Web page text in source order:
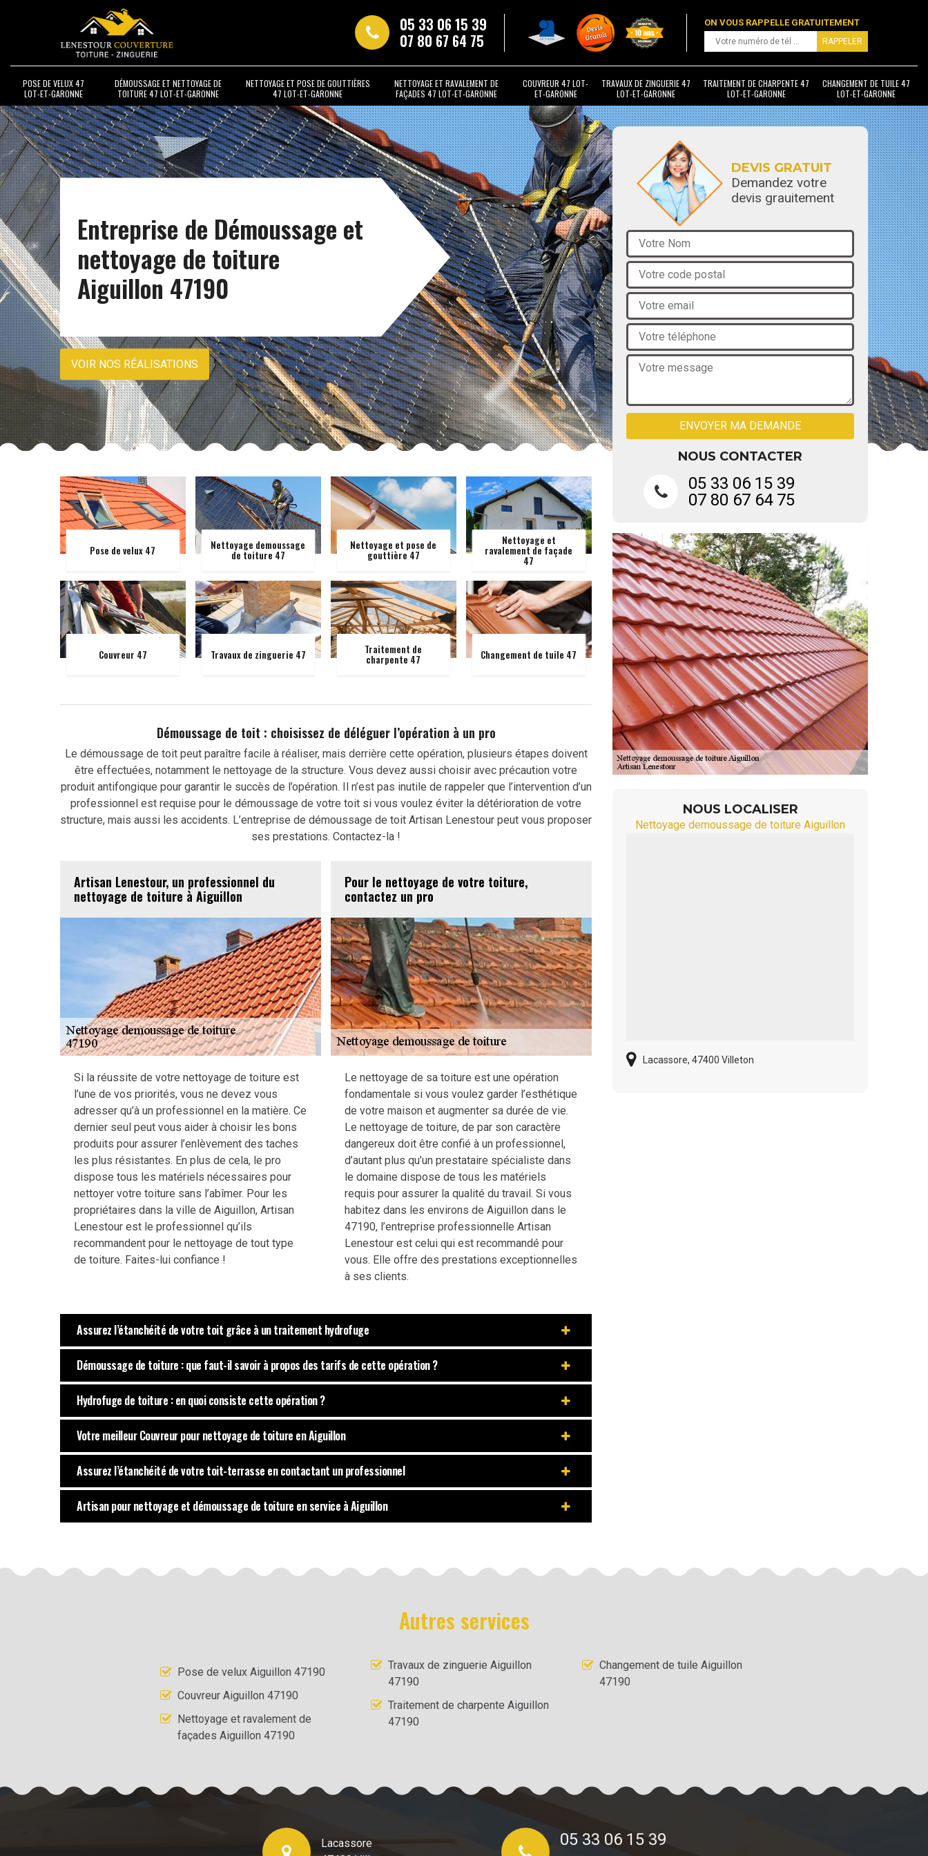
05 33 06 15 39
07 80 67 64 75
ON VOUS RAPPELLE GRATUITEMENT
POSE DE VELUX 47
LOT-ET-GARONNE
DÉMOUSSAGE ET NETTOYAGE DE
TOITURE 47 LOT-ET-GARONNE
NETTOYAGE ET POSE DE GOUTTIÈRES
47 LOT-ET-GARONNE
NETTOYAGE ET RAVALEMENT DE
FAÇADES 47 LOT-ET-GARONNE
COUVREUR 47 LOT-
ET-GARONNE
TRAVAUX DE ZINGUERIE 47
LOT-ET-GARONNE
TRAITEMENT DE CHARPENTE 47
LOT-ET-GARONNE
CHANGEMENT DE TUILE 47
LOT-ET-GARONNE
Entreprise de Démoussage et
nettoyage de toiture
Aiguillon 47190
VOIR NOS RÉALISATIONS
Pose de velux 47 Nettoyage demoussage
de toiture 47
Nettoyage et pose de
gouttière 47
Nettoyage et
ravalement de façade
47
Couvreur 47 Travaux de zinguerie 47 Traitement de
charpente 47 Changement de tuile 47
Démoussage de toit : choisissez de déléguer l’opération à un pro
Le démoussage de toit peut paraître facile à réaliser, mais derrière cette opération, plusieurs étapes doivent
être effectuées, notamment le nettoyage de la structure. Vous devez aussi choisir avec précaution votre
produit antifongique pour garantir le succès de l’opération. Il n’est pas inutile de rappeler que l’intervention d’un
professionnel est requise pour le démoussage de votre toit si vous voulez éviter la détérioration de votre
structure, mais aussi les accidents. L’entreprise de démoussage de toit Artisan Lenestour peut vous proposer
ses prestations. Contactez-la !
Artisan Lenestour, un professionnel du
nettoyage de toiture à Aiguillon
Si la réussite de votre nettoyage de toiture est
l’une de vos priorités, vous ne devez vous
adresser qu’à un professionnel en la matière. Ce
dernier seul peut vous aider à choisir les bons
produits pour assurer l’enlèvement des taches
les plus résistantes. En plus de cela, le pro
dispose tous les matériels nécessaires pour
nettoyer votre toiture sans l’abîmer. Pour les
propriétaires dans la ville de Aiguillon, Artisan
Lenestour est le professionnel qu’ils
recommandent pour le nettoyage de tout type
de toiture. Faites-lui confiance !
Pour le nettoyage de votre toiture,
contactez un pro
Le nettoyage de sa toiture est une opération
fondamentale si vous voulez garder l’esthétique
de votre maison et augmenter sa durée de vie.
Le nettoyage de toiture, de par son caractère
dangereux doit être confié à un professionnel,
d’autant plus qu’un prestataire spécialiste dans
le domaine dispose de tous les matériels
requis pour assurer la qualité du travail. Si vous
habitez dans les environs de Aiguillon dans le
47190, l’entreprise professionnelle Artisan
Lenestour est celui qui est recommandé pour
vous. Elle offre des prestations exceptionnelles
à ses clients.
Assurez l’étanchéité de votre toit grâce à un traitement hydrofuge
Démoussage de toiture : que faut-il savoir à propos des tarifs de cette opération ?
Hydrofuge de toiture : en quoi consiste cette opération ?
Votre meilleur Couvreur pour nettoyage de toiture en Aiguillon
Assurez l’étanchéité de votre toit-terrasse en contactant un professionnel
Artisan pour nettoyage et démoussage de toiture en service à Aiguillon
DEVIS GRATUIT
Demandez votre
devis grauitement
NOUS CONTACTER
05 33 06 15 39
07 80 67 64 75
NOUS LOCALISER
Nettoyage demoussage de toiture Aiguillon
Lacassore, 47400 Villeton
Autres services
Pose de velux Aiguillon 47190
Couvreur Aiguillon 47190
Nettoyage et ravalement de
façades Aiguillon 47190
Travaux de zinguerie Aiguillon
47190
Traitement de charpente Aiguillon
47190
Changement de tuile Aiguillon
47190
Lacassore
05 33 06 15 39